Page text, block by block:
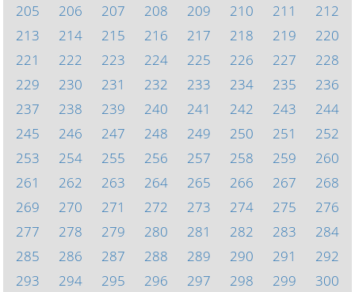
205
206 207 208 209 210 211
212
213
214 215 216 217 218 219
220
221
222 223 224 225 226 227
228
229
230 231 232 233 234 235
236
237
238 239 240 241 242 243
244
245
246 247 248 249 250 251
252
253
254 255 256 257 258 259
260
261
262 263 264 265 266 267
268
269
270 271 272 273 274 275
276
277
278 279 280 281 282 283
284
285
286 287 288 289 290 291
292
293
294 295 296 297 298 299
300